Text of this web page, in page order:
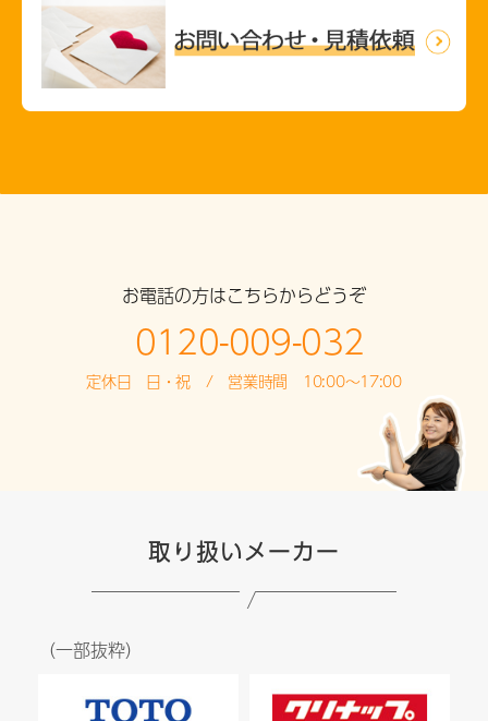
お電話の方はこちらからどうぞ
0120-009-032
定休日 日・祝 / 営業時間 10:00～17:00
取り扱いメーカー
（一部抜粋）